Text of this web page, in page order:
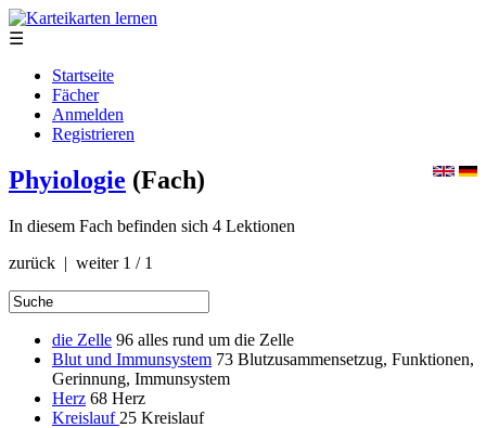
☰
Startseite
Fächer
Anmelden
Registrieren
Phyiologie (Fach)
In diesem Fach befinden sich 4 Lektionen
zurück | weiter 1 / 1
die Zelle 96 alles rund um die Zelle
Blut und Immunsystem 73 Blutzusammensetzug, Funktionen,
Gerinnung, Immunsystem
Herz 68 Herz
Kreislauf 25 Kreislauf